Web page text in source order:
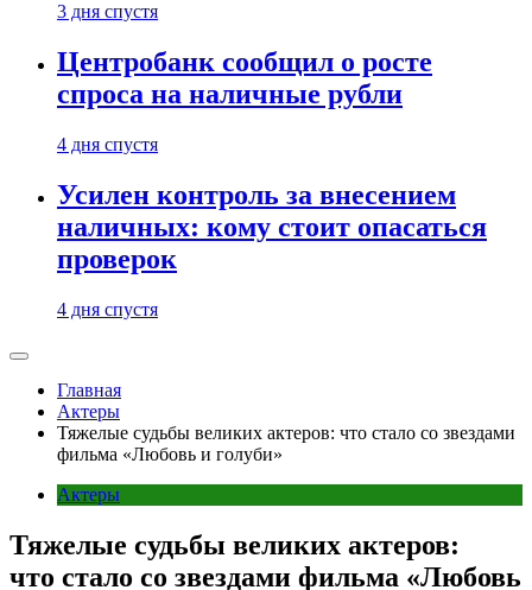
3 дня спустя
Центробанк сообщил о росте
спроса на наличные рубли
4 дня спустя
Усилен контроль за внесением
наличных: кому стоит опасаться
проверок
4 дня спустя
Главная
Актеры
Тяжелые судьбы великих актеров: что стало со звездами
фильма «Любовь и голуби»
Актеры
Тяжелые судьбы великих актеров:
что стало со звездами фильма «Любовь